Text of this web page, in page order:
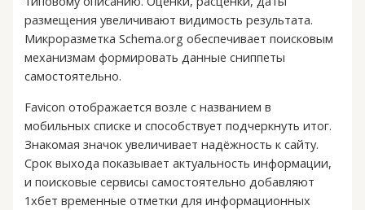
размещения увеличивают видимость результата.
Микроразметка Schema.org обеспечивает поисковым
механизмам формировать данные сниппеты
самостоятельно.
Favicon отображается возле с названием в
мобильных списке и способствует подчеркнуть итог.
Знакомая значок увеличивает надёжность к сайту.
Срок выхода показывает актуальность информации,
и поисковые сервисы самостоятельно добавляют
1хбет временные отметки для информационных